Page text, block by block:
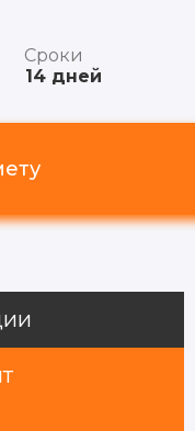
Сроки
14 дней